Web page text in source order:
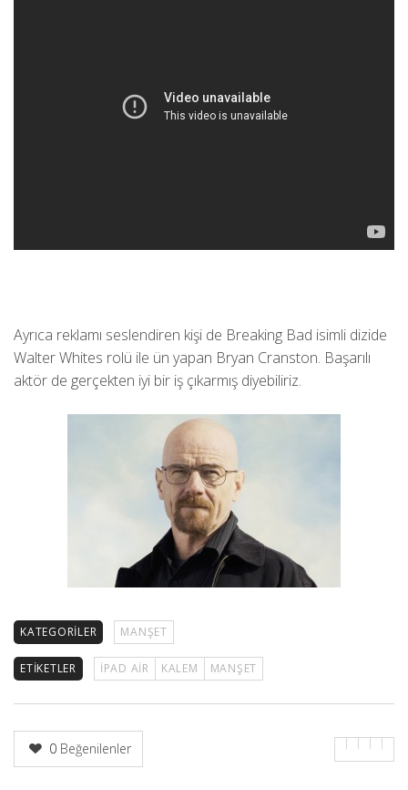
Ayrıca reklamı seslendiren kişi de Breaking Bad isimli dizide
Walter Whites rolü ile ün yapan Bryan Cranston. Başarılı
aktör de gerçekten iyi bir iş çıkarmış diyebiliriz.
KATEGORILER MANŞET
ETIKETLER IPAD AIR KALEM MANŞET
0 Beğenilenler